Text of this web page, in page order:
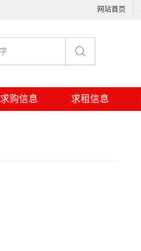
网站首页
求购信息 求租信息